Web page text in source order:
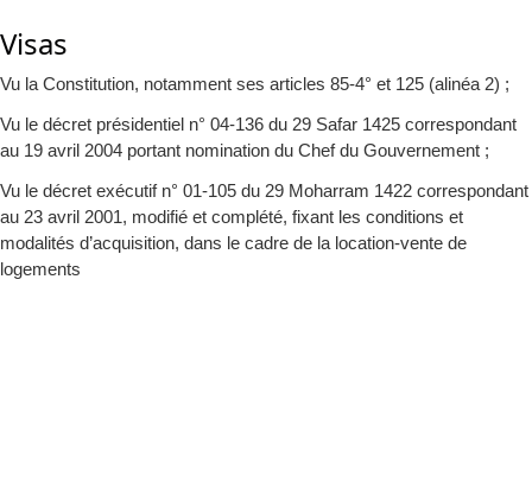
Visas
Vu la Constitution, notamment ses articles 85-4° et 125 (alinéa 2) ;
Vu le décret présidentiel n° 04-136 du 29 Safar 1425 correspondant
au 19 avril 2004 portant nomination du Chef du Gouvernement ;
Vu le décret exécutif n° 01-105 du 29 Moharram 1422 correspondant
au 23 avril 2001, modifié et complété, fixant les conditions et
modalités d’acquisition, dans le cadre de la location-vente de
logements